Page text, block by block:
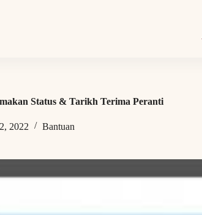
Status & Tarikh Terima Peranti
2022 Bantuan